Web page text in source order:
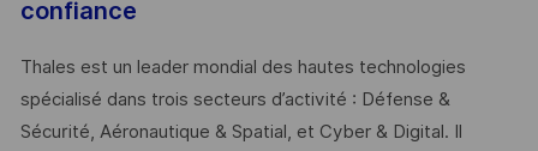
confiance
Thales est un leader mondial des hautes technologies
spécialisé dans trois secteurs d’activité : Défense &
Sécurité, Aéronautique & Spatial, et Cyber & Digital. Il